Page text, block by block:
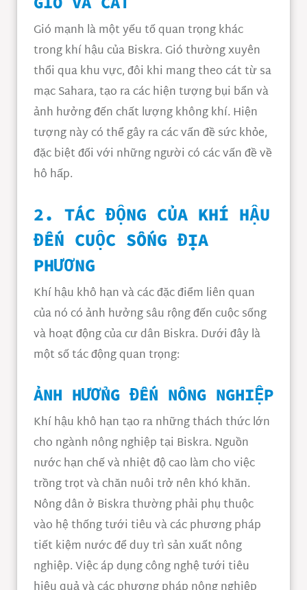
Gió mạnh là một yếu tố quan trọng khác
trong khí hậu của Biskra. Gió thường xuyên
thổi qua khu vực, đôi khi mang theo cát từ sa
mạc Sahara, tạo ra các hiện tượng bụi bẩn và
ảnh hưởng đến chất lượng không khí. Hiện
tượng này có thể gây ra các vấn đề sức khỏe,
đặc biệt đối với những người có các vấn đề về
hô hấp.
2. TÁC ĐỘNG CỦA KHÍ HẬU
ĐẾN CUỘC SỐNG ĐỊA
PHƯƠNG
Khí hậu khô hạn và các đặc điểm liên quan
của nó có ảnh hưởng sâu rộng đến cuộc sống
và hoạt động của cư dân Biskra. Dưới đây là
một số tác động quan trọng:
ẢNH HƯỞNG ĐẾN NÔNG NGHIỆP
Khí hậu khô hạn tạo ra những thách thức lớn
cho ngành nông nghiệp tại Biskra. Nguồn
nước hạn chế và nhiệt độ cao làm cho việc
trồng trọt và chăn nuôi trở nên khó khăn.
Nông dân ở Biskra thường phải phụ thuộc
vào hệ thống tưới tiêu và các phương pháp
tiết kiệm nước để duy trì sản xuất nông
nghiệp. Việc áp dụng công nghệ tưới tiêu